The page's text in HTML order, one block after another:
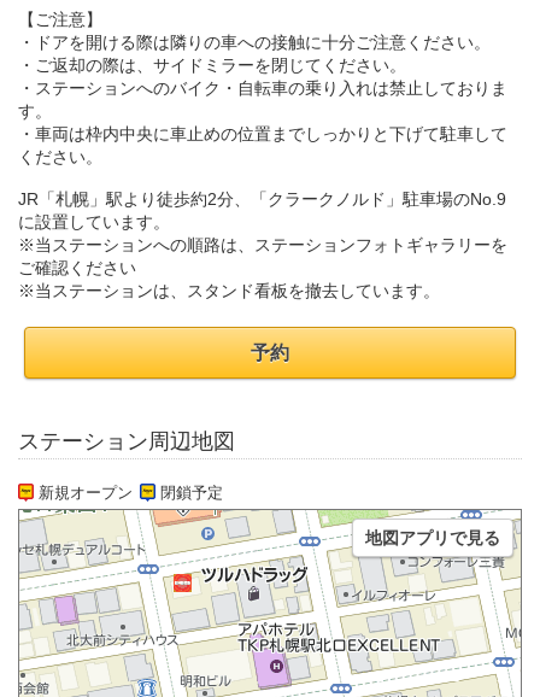
【ご注意】
・ドアを開ける際は隣りの車への接触に十分ご注意ください。
・ご返却の際は、サイドミラーを閉じてください。
・ステーションへのバイク・自転車の乗り入れは禁止しておりま
す。
・車両は枠内中央に車止めの位置までしっかりと下げて駐車して
ください。
JR「札幌」駅より徒歩約2分、「クラークノルド」駐車場のNo.9
に設置しています。
※当ステーションへの順路は、ステーションフォトギャラリーを
ご確認ください
※当ステーションは、スタンド看板を撤去しています。
予約
ステーション周辺地図
新規オープン 閉鎖予定
地図アプリで見る